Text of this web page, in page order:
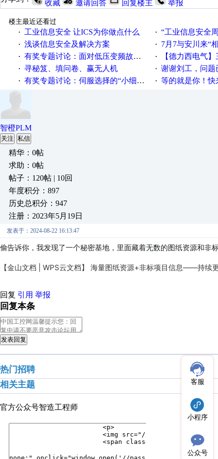
收藏 邀请回答 回复楼主 举报
楼主最近还看过
·
工业信息安全 让ICS为你做点什么 · “工业信息安全周之我见”
· 浅谈信息安全及解决方案 · 7月7与安川来“
· 有奖专题讨论：面对低压变频故障，老手是这样解决的！ · 【德力西电气】三
· 寻秘笈、填问卷、赢无人机 · 谢谢刘工，问题
· 有奖专题讨论：伺服选择的“小细节大学问”奖励公告 · 等的就是你！快来
智橙PLM
关注 私信
精华：0帖
求助：0帖
帖子：120帖 | 10回
年度积分：897
历史总积分：947
注册：2023年5月19日
发表于：2024-08-22 16:13:47
偷告诉你，我发现了一个秘密基地，里面藏着无数的图纸资源和非
【金山文档 | WPS云文档】 海量图纸资源+非标项目信息——持续
回复 引用 举报
回复本条
发表回复
热门招聘
相关主题
官方公众号智造工程师
客服
小程序
公众号